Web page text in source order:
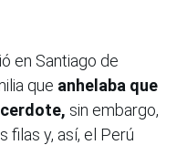
en Santiago de
que anhelaba que
sin embargo,
filas y, así, el Perú